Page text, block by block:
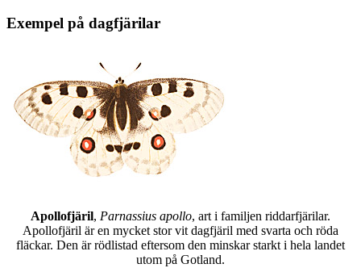
Exempel på dagfjärilar
Apollofjäril, Parnassius apollo, art i familjen riddarfjärilar.
Apollofjäril är en mycket stor vit dagfjäril med svarta och röda
fläckar. Den är rödlistad eftersom den minskar starkt i hela landet
utom på Gotland.